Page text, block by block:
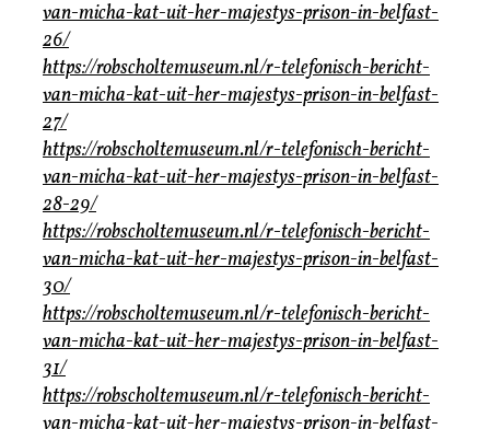
van-micha-kat-uit-her-majestys-prison-in-belfast-
26/
https://robscholtemuseum.nl/r-telefonisch-bericht-
van-micha-kat-uit-her-majestys-prison-in-belfast-
27/
https://robscholtemuseum.nl/r-telefonisch-bericht-
van-micha-kat-uit-her-majestys-prison-in-belfast-
28-29/
https://robscholtemuseum.nl/r-telefonisch-bericht-
van-micha-kat-uit-her-majestys-prison-in-belfast-
30/
https://robscholtemuseum.nl/r-telefonisch-bericht-
van-micha-kat-uit-her-majestys-prison-in-belfast-
31/
https://robscholtemuseum.nl/r-telefonisch-bericht-